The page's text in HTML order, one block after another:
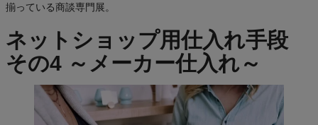
揃っている商談専門展。
ネットショップ用仕入れ手段
その4 ～メーカー仕入れ～